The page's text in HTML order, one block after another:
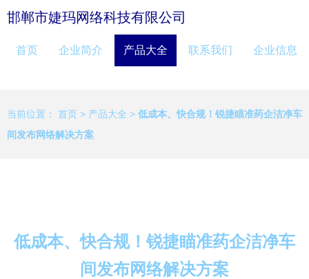
邯郸市婕玛网络科技有限公司
首页 企业简介 产品大全 联系我们 企业信息
当前位置： 首页 > 产品大全 > 低成本、快合规！锐捷瞄准药企洁净车
间发布网络解决方案
低成本、快合规！锐捷瞄准药企洁净车
间发布网络解决方案